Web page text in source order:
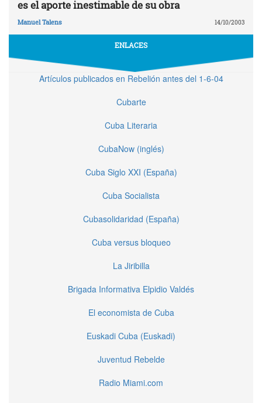
es el aporte inestimable de su obra
Manuel Talens 14/10/2003
ENLACES
Artículos publicados en Rebelión antes del 1-6-04
Cubarte
Cuba Literaria
CubaNow (inglés)
Cuba Siglo XXI (España)
Cuba Socialista
Cubasolidaridad (España)
Cuba versus bloqueo
La Jiribilla
Brigada Informativa Elpidio Valdés
El economista de Cuba
Euskadi Cuba (Euskadi)
Juventud Rebelde
Radio Miami.com